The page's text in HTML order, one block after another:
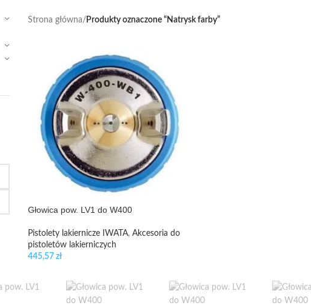
Strona główna/ Produkty oznaczone “Natrysk farby”
Głowica pow. LV1 do W400
Pistolety lakiernicze IWATA, Akcesoria do
pistoletów lakierniczych
445,57 zł